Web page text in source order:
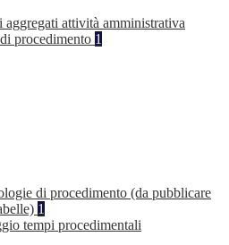
aggregati attività amministrativa
procedimento 1
di procedimento (da pubblicare
1
tempi procedimentali